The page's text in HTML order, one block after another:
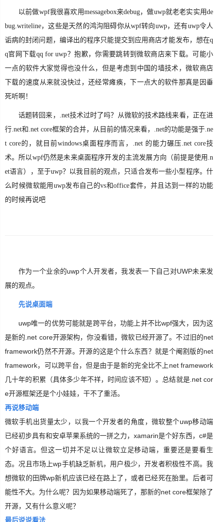
以前做wpf我很喜欢用messagebox来debug，做uwp就老老实实用de
bug.writeline，这些是天然的鸿沟阻碍你从wpf转向uwp，还有uwp令人
诟病的封闭问题，编译出的程序只能提交到应用商店才能发布，想在q
q官网下载qq for uwp？抱歉，你需要跳转到微软商店来下载。可能小
一点的软件大家觉得也没什么，但是考虑到中国的墙技术，微软商店
下载的速度从来就没快过，还经常瘫痪，下一点大的软件那真是因垂
死听啊！
话题转回来，.net技术过时了吗？从微软的技术路线来看，正在进
行.net和.net core框架的合并，从目前的情况来看，.net的功能是强于.ne
t core的，就目前windows桌面程序而言，.net 的能力碾压.net core技
术。所以wpf仍然是未来桌面程序开发的主流发展方向（前提是使用.n
et语言），至于uwp？以我目前的观点，只适合发布一些小型程序。什
么时候微软能用uwp发布自己的vs和office套件，并且达到一样的功能
的时候再说吧
作为一个业余的uwp个人开发者，我发表一下自己对UWP未来发
展的观点。
先说桌面端
uwp唯一的优势可能就是跨平台，功能上并不比wpf强大，因为这
是新的.net core开源架构，你没看错，微软已经开源了。不过旧的net
framework仍然不开源。开源的这是个什么东西？就是个阉割版的net
framework，可以跨平台，但是由于是新的完全比不上net framework
几十年的积累（具体多少年不祥，时间应该不短）。总结就是.net cor
e开源框架还是个小娃娃，干不了重活。
再说移动端
微软手机出货量太少，以我一个开发者的角度，微软整个uwp移动端
已经初步具有和安卓苹果系统的一拼之力，xamarin是个好东西，c#是
个好语言。但这一切并不足以让微软立足移动端，重要还是要看生
态。况且市场上wp手机缺乏新机，用户极少，开发者积极性不高。我
想微软的田牌wp新机应该已经在路上了，或者已经死在胎里。后者可
能性不大。为什么呢？因为如果移动端死了，那新的net core框架除了
开源，又有什么意义呢？
最后说说看法